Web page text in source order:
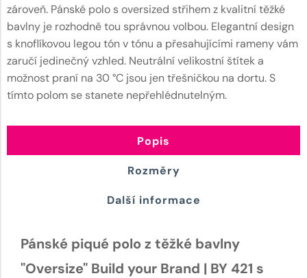
zároveň. Pánské polo s oversized střihem z kvalitní těžké
bavlny je rozhodně tou správnou volbou. Elegantní design
s knoflíkovou legou tón v tónu a přesahujícími rameny vám
zaručí jedinečný vzhled. Neutrální velikostní štítek a
možnost praní na 30 °C jsou jen třešničkou na dortu. S
tímto polom se stanete nepřehlédnutelným.
Popis
Rozměry
Další informace
Pánské piqué polo z těžké bavlny
"Oversize" Build your Brand | BY 421 s